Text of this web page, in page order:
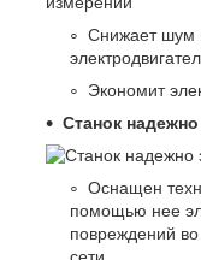
Снижает шум
Экономит
Станок
Оснащен
помощью нее
повреждений
сети